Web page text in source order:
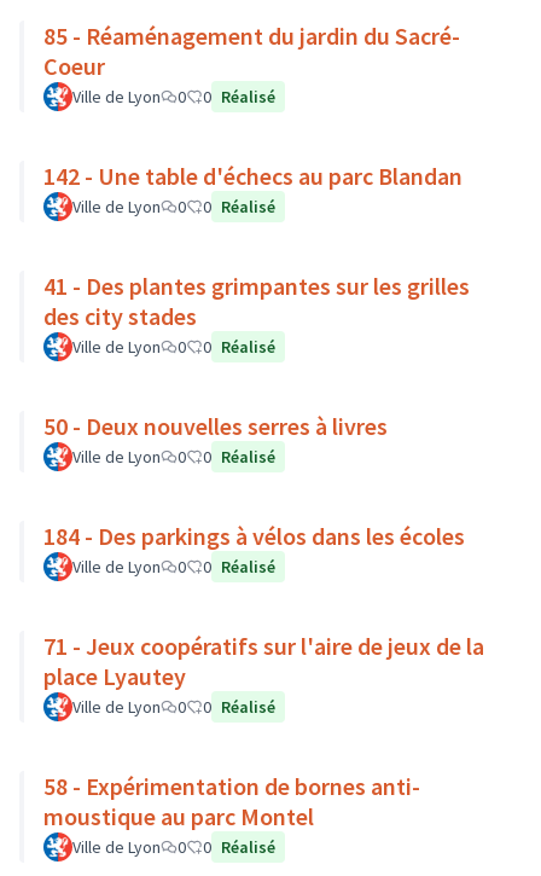
85 - Réaménagement du jardin du Sacré-
Coeur
Ville de Lyon 0 0 Réalisé
142 - Une table d'échecs au parc Blandan
Ville de Lyon 0 0 Réalisé
41 - Des plantes grimpantes sur les grilles
des city stades
Ville de Lyon 0 0 Réalisé
50 - Deux nouvelles serres à livres
Ville de Lyon 0 0 Réalisé
184 - Des parkings à vélos dans les écoles
Ville de Lyon 0 0 Réalisé
71 - Jeux coopératifs sur l'aire de jeux de la
place Lyautey
Ville de Lyon 0 0 Réalisé
58 - Expérimentation de bornes anti-
moustique au parc Montel
Ville de Lyon 0 0 Réalisé